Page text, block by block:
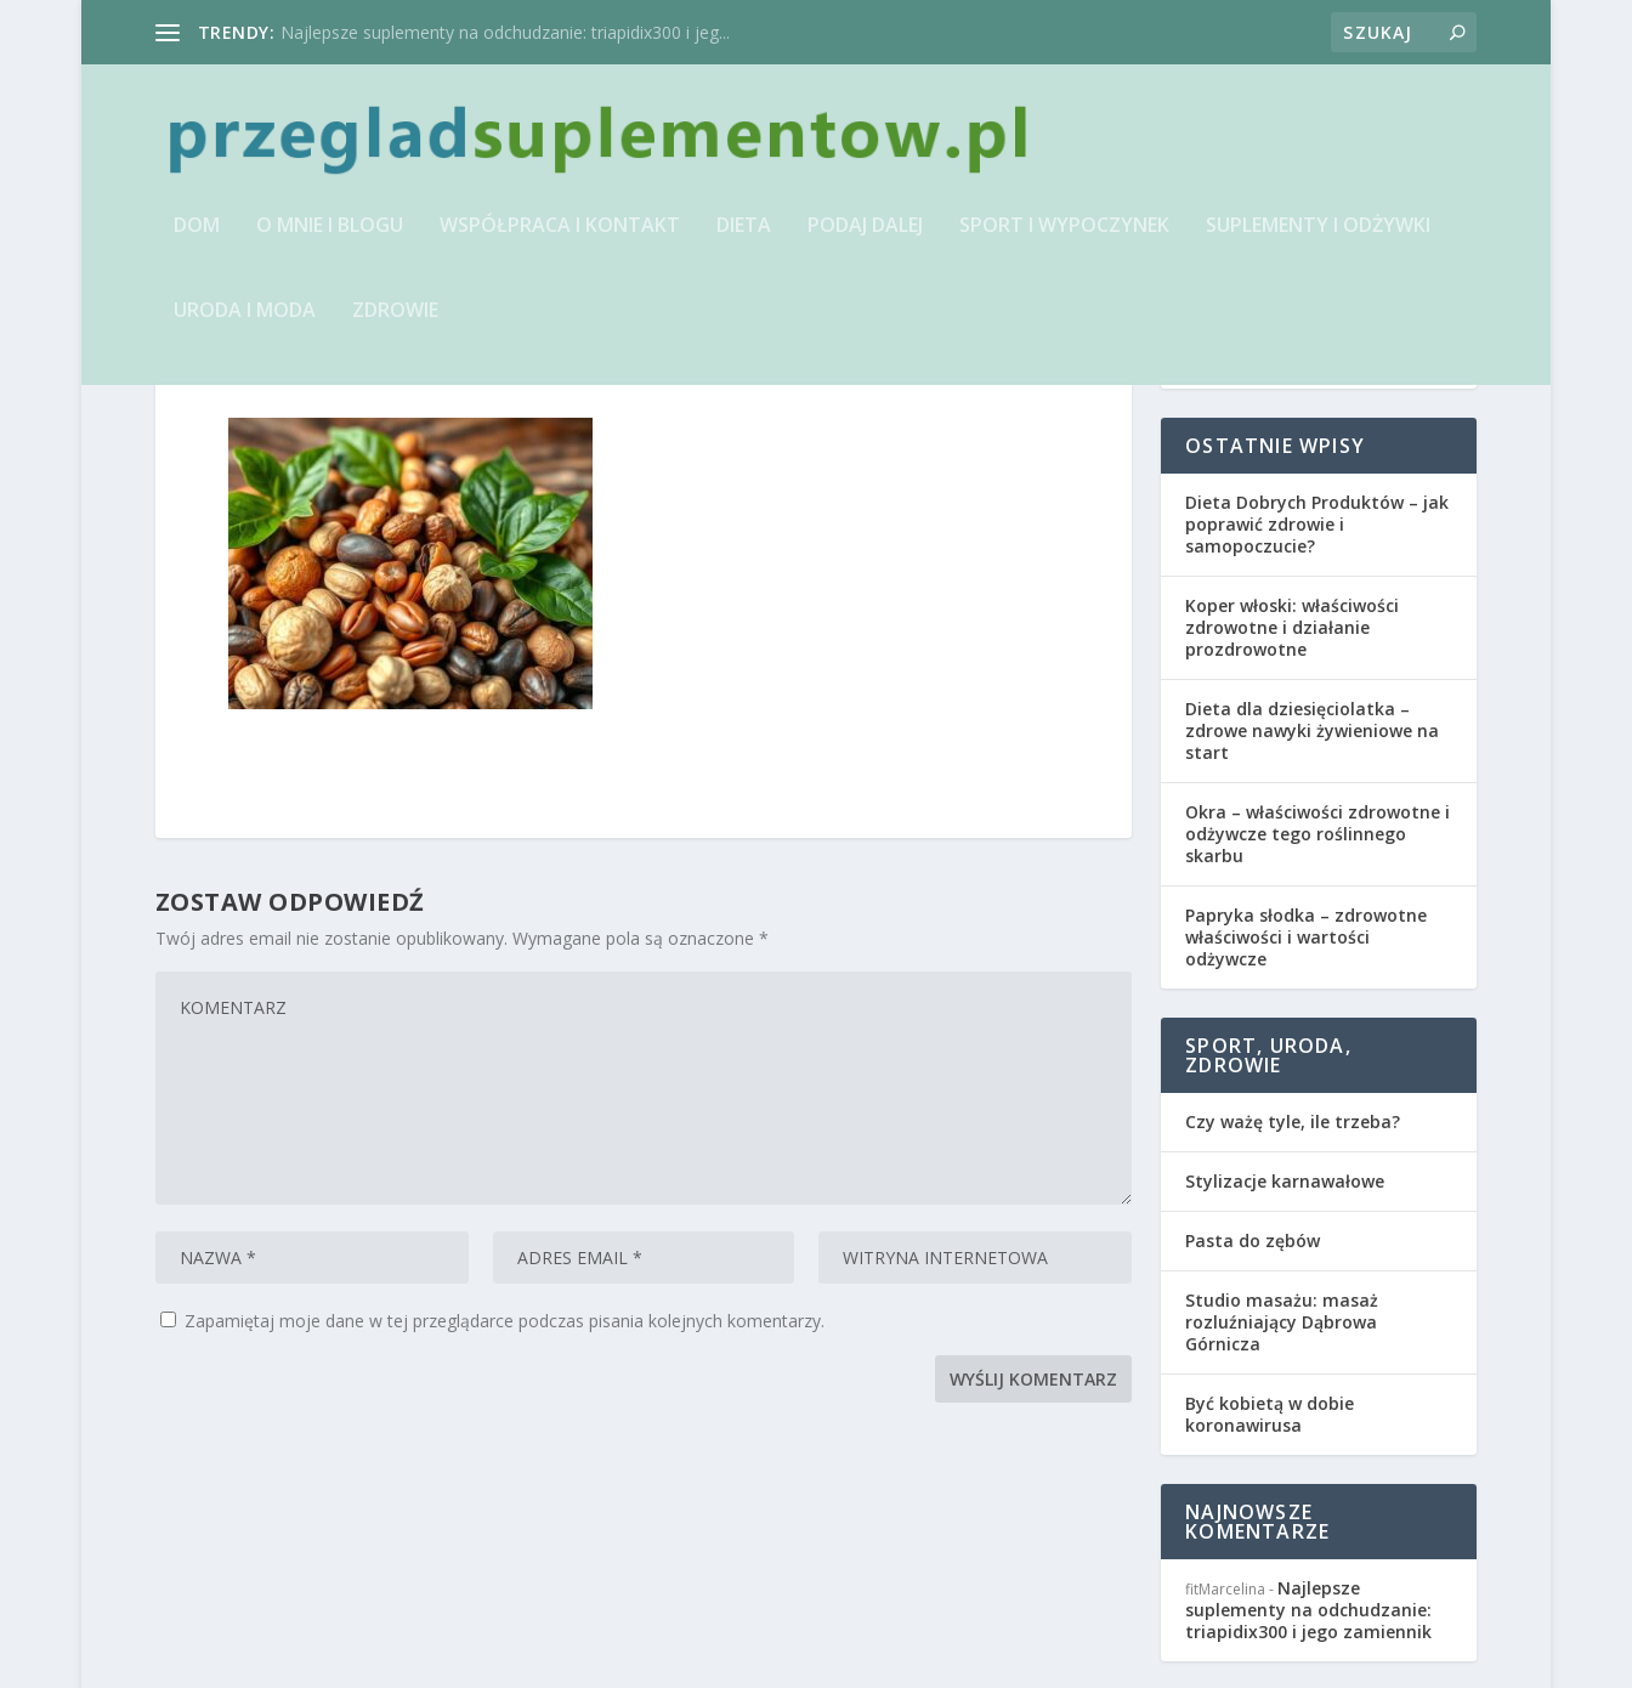
TRENDY: Najlepsze suplementy na odchudzanie: triapidix300 i jeg...
DOM O MNIE I BLOGU WSPÓŁPRACA I KONTAKT DIETA PODAJ DALEJ SPORT I WYPOCZYNEK SUPLEMENTY I ODŻYWKI
URODA I MODA ZDROWIE
ZOSTAW ODPOWIEDŹ
Twój adres email nie zostanie opublikowany. Wymagane pola są oznaczone *
Zapamiętaj moje dane w tej przeglądarce podczas pisania kolejnych komentarzy.
OSTATNIE WPISY
Dieta Dobrych Produktów – jak
poprawić zdrowie i
samopoczucie?
Koper włoski: właściwości
zdrowotne i działanie
prozdrowotne
Dieta dla dziesięciolatka –
zdrowe nawyki żywieniowe na
start
Okra – właściwości zdrowotne i
odżywcze tego roślinnego
skarbu
Papryka słodka – zdrowotne
właściwości i wartości
odżywcze
SPORT, URODA,
ZDROWIE
Czy ważę tyle, ile trzeba?
Stylizacje karnawałowe
Pasta do zębów
Studio masażu: masaż
rozluźniający Dąbrowa
Górnicza
Być kobietą w dobie
koronawirusa
NAJNOWSZE
KOMENTARZE
fitMarcelina - Najlepsze
suplementy na odchudzanie:
triapidix300 i jego zamiennik